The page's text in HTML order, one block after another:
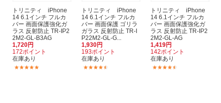
トリニティ iPhone
14 6.1インチ フルカ
バー 画面保護強化ガ
ラス 反射防止 TR-IP2
2M2-GL-B3AG
1,720円
172ポイント
在庫あり
トリニティ iPhone
14 6.1インチ フルカ
バー 画面保護 ゴリラ
ガラス 反射防止 TR-I
P22M2-GL-G...
1,930円
193ポイント
在庫あり
トリニティ iPhone
14 6.1インチ フルカ
バー 画面保護強化ガ
ラス 反射防止 TR-IP2
2M2-GL-AG
1,419円
142ポイント
在庫あり